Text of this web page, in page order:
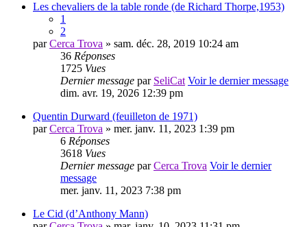
Les chevaliers de la table ronde (de Richard Thorpe,1953)
1
2
parCerca Trova » sam. déc. 28, 2019 10:24 am
36 Réponses
1725 Vues
Dernier message par SeliCat Voir le dernier message
dim. avr. 19, 2026 12:39 pm
Quentin Durward (feuilleton de 1971)
parCerca Trova » mer. janv. 11, 2023 1:39 pm
6 Réponses
3618 Vues
Dernier message parCerca Trova Voir le dernier
message
mer. janv. 11, 2023 7:38 pm
Le Cid (d’Anthony Mann)